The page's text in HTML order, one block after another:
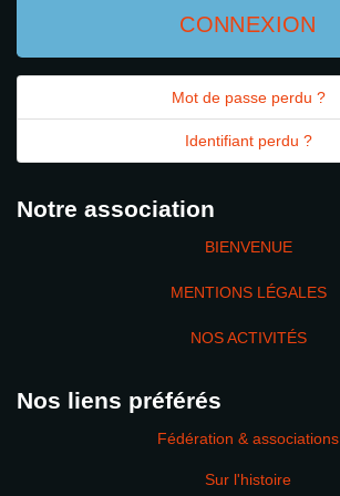
CONNEXION
Mot de passe perdu ?
Identifiant perdu ?
Notre association
BIENVENUE
MENTIONS LÉGALES
NOS ACTIVITÉS
Nos liens préférés
Fédération & associations
Sur l'histoire